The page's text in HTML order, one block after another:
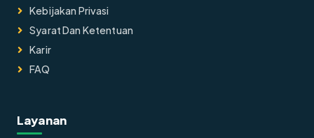
Kebijakan Privasi
Syarat Dan Ketentuan
Karir
FAQ
Layanan